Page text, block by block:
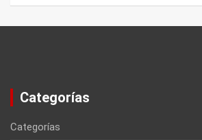
Categorías
Categorías